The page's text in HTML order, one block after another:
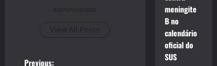
Administrator
View All Posts
Previous:
meningite
B no
calendário
oficial do
SUS